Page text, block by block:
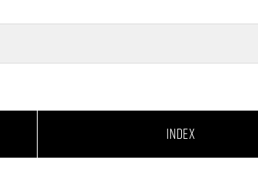
INDEX